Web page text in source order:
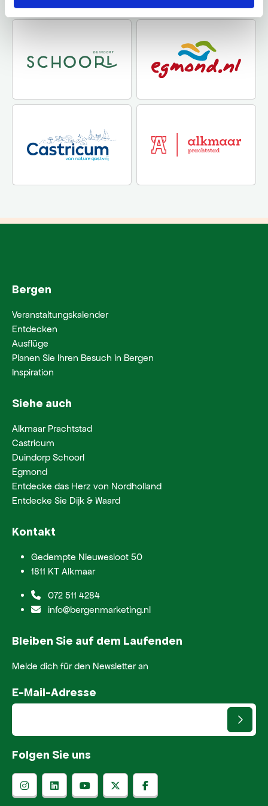
Bergen
Veranstaltungskalender
Entdecken
Ausflüge
Planen Sie Ihren Besuch in Bergen
Inspiration
Siehe auch
Alkmaar Prachtstad
Castricum
Duindorp Schoorl
Egmond
Entdecke das Herz von Nordholland
Entdecke Sie Dijk & Waard
Kontakt
Gedempte Nieuwesloot 50
1811 KT Alkmaar
072 511 4284
info@bergenmarketing.nl
Bleiben Sie auf dem Laufenden
Melde dich für den Newsletter an
E-Mail-Adresse
Folgen Sie uns